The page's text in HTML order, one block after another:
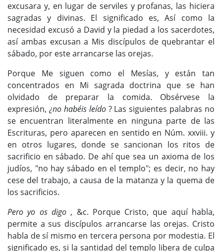
excusara y, en lugar de serviles y profanas, las hiciera
sagradas y divinas. El significado es, Así como la
necesidad excusó a David y la piedad a los sacerdotes,
así ambas excusan a Mis discípulos de quebrantar el
sábado, por este arrancarse las orejas.
Porque Me siguen como el Mesías, y están tan
concentrados en Mi sagrada doctrina que se han
olvidado de preparar la comida. Obsérvese la
expresión, ¿no habéis leído? Las siguientes palabras no
se encuentran literalmente en ninguna parte de las
Escrituras, pero aparecen en sentido en Núm. xxviii. y
en otros lugares, donde se sancionan los ritos de
sacrificio en sábado. De ahí que sea un axioma de los
judíos, "no hay sábado en el templo"; es decir, no hay
cese del trabajo, a causa de la matanza y la quema de
los sacrificios.
Pero yo os digo, &c. Porque Cristo, que aquí habla,
permite a sus discípulos arrancarse las orejas. Cristo
habla de sí mismo en tercera persona por modestia. El
significado es, si la santidad del templo libera de culpa